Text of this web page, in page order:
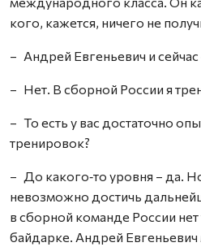
кого, кажется, ничего не
– Андрей Евгеньевич и
– Нет. В сборной России я
– То есть у вас достаточно
тренировок?
– До какого‑то уровня – да.
невозможно достичь
в сборной команде России
байдарке. Андрей